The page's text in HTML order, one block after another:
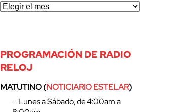
PROGRAMACIÓN DE RADIO
RELOJ
MATUTINO (NOTICIARIO ESTELAR)
– Lunes a Sábado, de 4:00am a